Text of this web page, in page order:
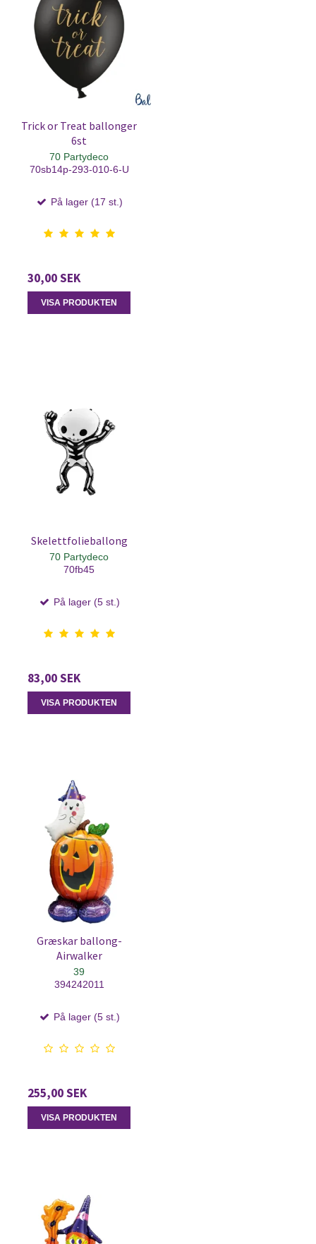
Trick or Treat ballonger
6st
70 Partydeco
70sb14p-293-010-6-U
På lager (17 st.)
30,00 SEK
VISA PRODUKTEN
Skelettfolieballong
70 Partydeco
70fb45
På lager (5 st.)
83,00 SEK
VISA PRODUKTEN
Græskar ballong-
Airwalker
39
394242011
På lager (5 st.)
255,00 SEK
VISA PRODUKTEN